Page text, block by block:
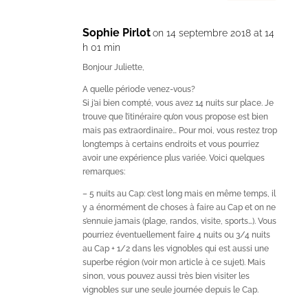
Sophie Pirlot on 14 septembre 2018 at 14
h 01 min
Bonjour Juliette,
A quelle période venez-vous?
Si j’ai bien compté, vous avez 14 nuits sur place. Je
trouve que l’itinéraire qu’on vous propose est bien
mais pas extraordinaire… Pour moi, vous restez trop
longtemps à certains endroits et vous pourriez
avoir une expérience plus variée. Voici quelques
remarques:
– 5 nuits au Cap: c’est long mais en même temps, il
y a énormément de choses à faire au Cap et on ne
s’ennuie jamais (plage, randos, visite, sports…). Vous
pourriez éventuellement faire 4 nuits ou 3/4 nuits
au Cap + 1/2 dans les vignobles qui est aussi une
superbe région (voir mon article à ce sujet). Mais
sinon, vous pouvez aussi très bien visiter les
vignobles sur une seule journée depuis le Cap.